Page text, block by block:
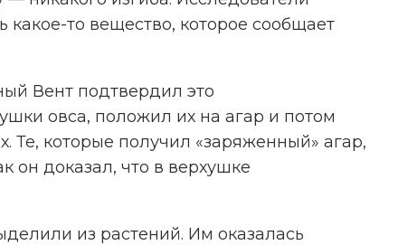
то вещество, которое сообщает
Вент подтвердил это
овса, положил их на агар и потом
Те, которые получил «заряженный» агар,
он доказал, что в верхушке
из растений. Им оказалась